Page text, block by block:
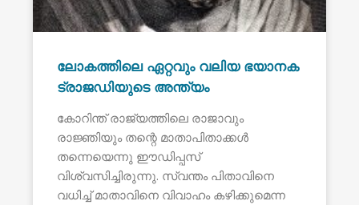
ലോകത്തിലെ ഏറ്റവും വലിയ ഭയാനക
ട്രാജഡിയുടെ അന്ത്യം
കോറിന്ത് രാജ്യത്തിലെ രാജാവും
രാജ്ഞിയും തന്റെ മാതാപിതാക്കൾ
തന്നെയെന്നു ഈഡിപ്പസ്
വിശ്വസിച്ചിരുന്നു. സ്വന്തം പിതാവിനെ
വധിച്ച് മാതാവിനെ വിവാഹം കഴിക്കുമെന്ന